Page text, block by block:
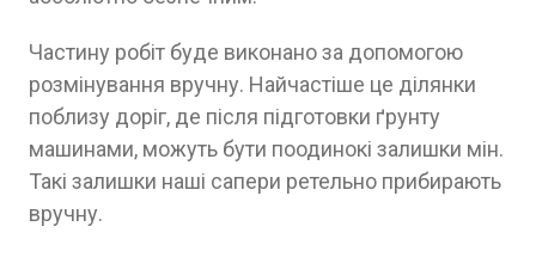
Частину робіт буде виконано за допомогою
розмінування вручну. Найчастіше це ділянки
поблизу доріг, де після підготовки ґрунту
машинами, можуть бути поодинокі залишки мін.
Такі залишки наші сапери ретельно прибирають
вручну.